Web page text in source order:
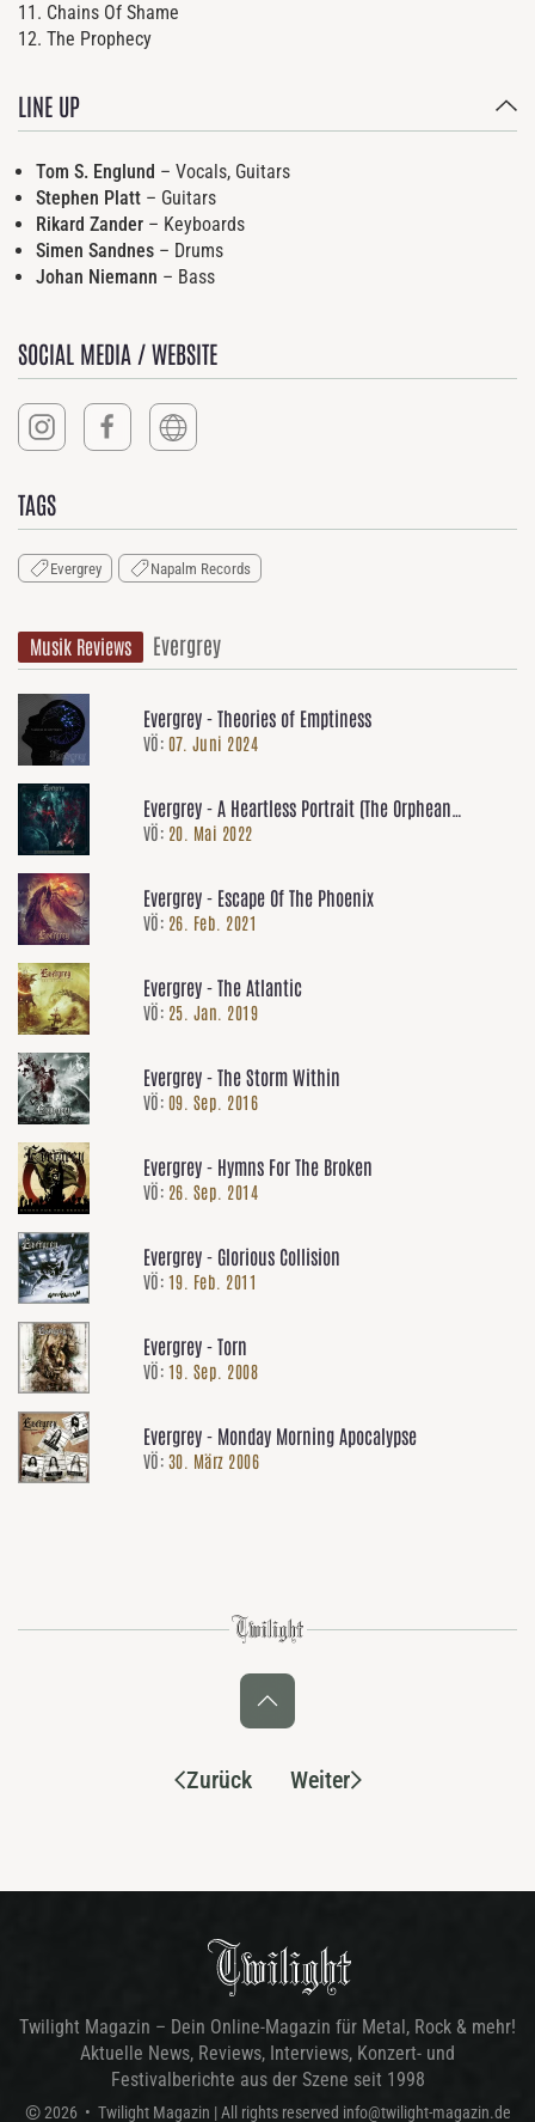
11. Chains Of Shame
12. The Prophecy
LINE UP
Tom S. Englund – Vocals, Guitars
Stephen Platt – Guitars
Rikard Zander – Keyboards
Simen Sandnes – Drums
Johan Niemann – Bass
SOCIAL MEDIA / WEBSITE
TAGS
Evergrey Napalm Records
Musik Reviews Evergrey
Evergrey - Theories of Emptiness
VÖ: 07. Juni 2024
Evergrey - A Heartless Portrait (The Orphean
Testament)
VÖ: 20. Mai 2022
Evergrey - Escape Of The Phoenix
VÖ: 26. Feb. 2021
Evergrey - The Atlantic
VÖ: 25. Jan. 2019
Evergrey - The Storm Within
VÖ: 09. Sep. 2016
Evergrey - Hymns For The Broken
VÖ: 26. Sep. 2014
Evergrey - Glorious Collision
VÖ: 19. Feb. 2011
Evergrey - Torn
VÖ: 19. Sep. 2008
Evergrey - Monday Morning Apocalypse
VÖ: 30. März 2006
Zurück Weiter
Twilight Magazin – Dein Online-Magazin für Metal, Rock & mehr!
Aktuelle News, Reviews, Interviews, Konzert- und
Festivalberichte aus der Szene seit 1998
© 2026 • Twilight Magazin | All rights reserved info@twilight-magazin.de